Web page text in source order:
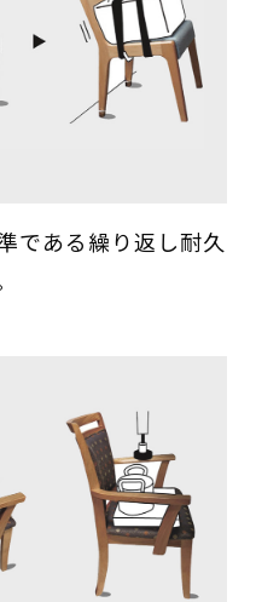
である繰り返し耐久